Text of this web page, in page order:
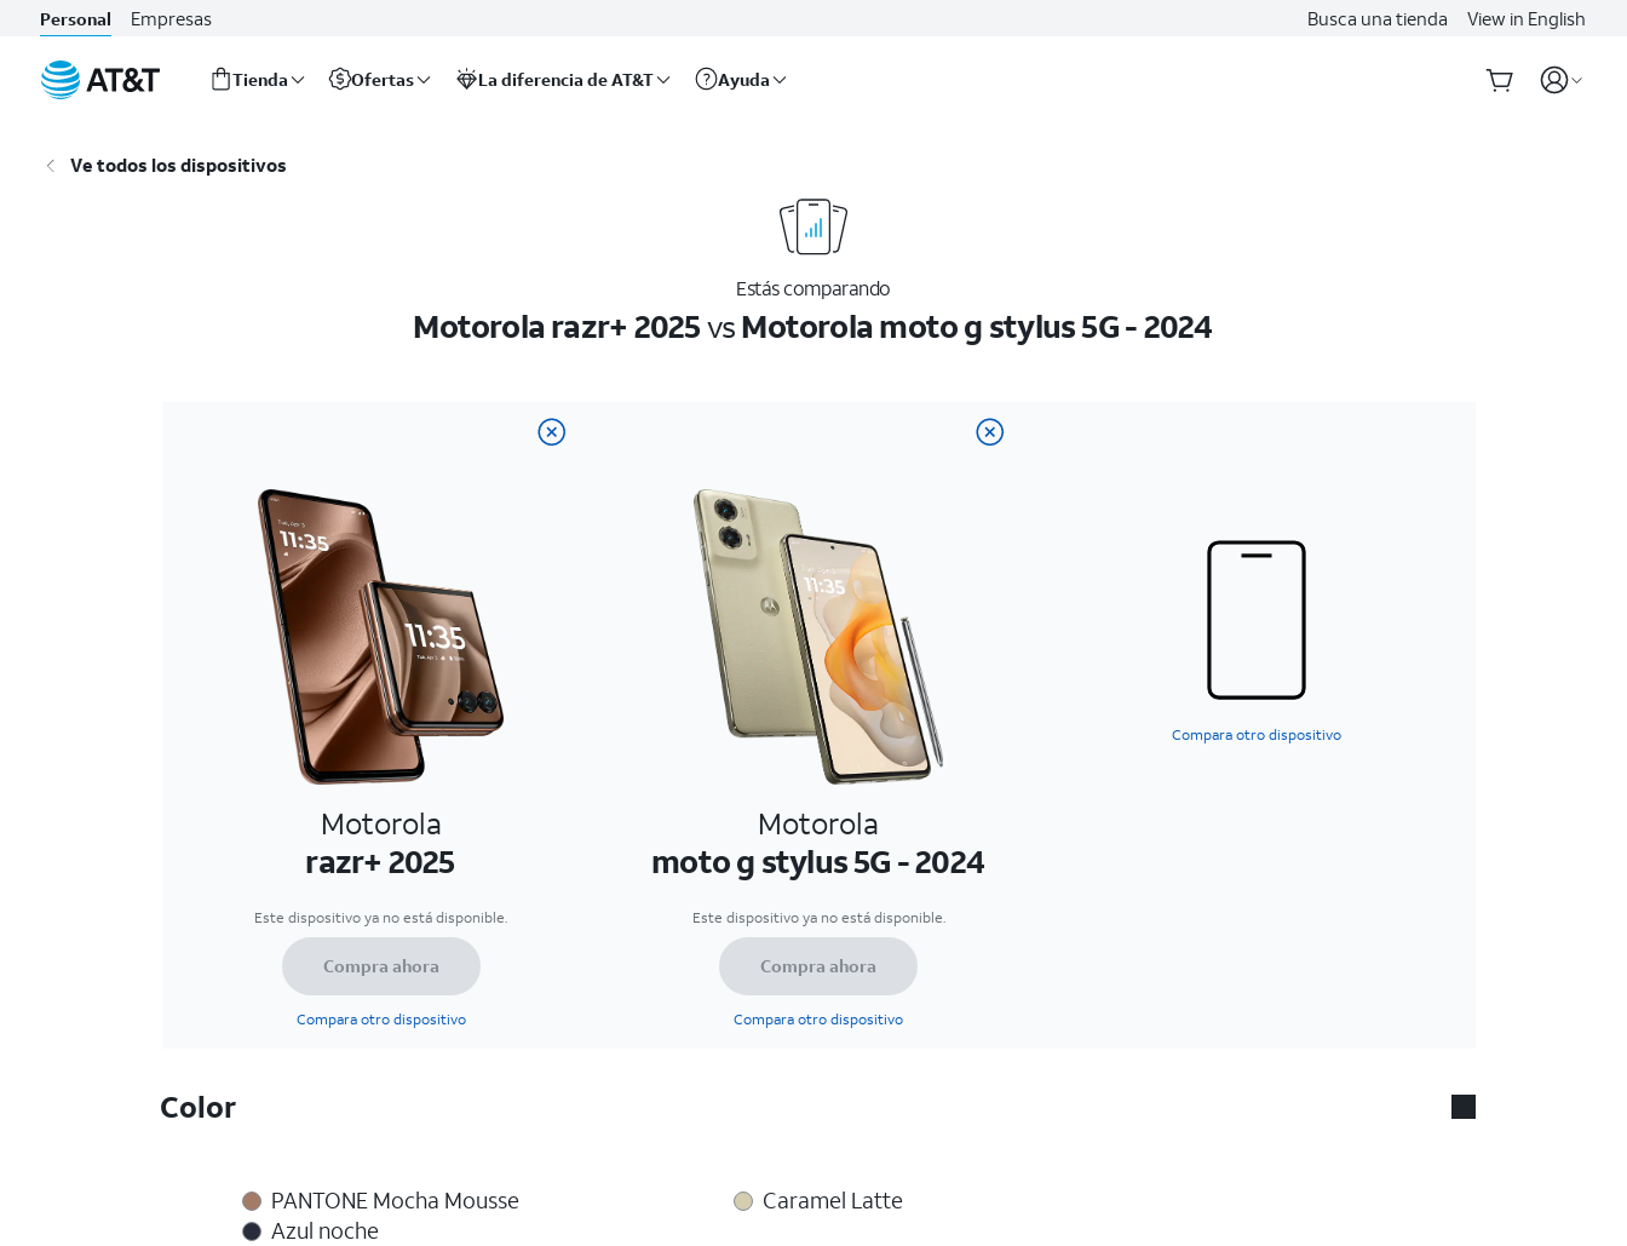
Personal Empresas Busca una tienda View in English
Tienda Ofertas La diferencia de AT&T Ayuda
Ve todos los dispositivos
Estás comparando
Motorola razr+ 2025vsMotorola moto g stylus 5G - 2024
Compara otro dispositivo
Motorola
razr+ 2025
Motorola
moto g stylus 5G - 2024
Este dispositivo ya no está disponible. Este dispositivo ya no está disponible.
Compra ahora
Compara otro dispositivo
Compra ahora
Compara otro dispositivo
Color
PANTONE Mocha Mousse
Azul noche
Caramel Latte